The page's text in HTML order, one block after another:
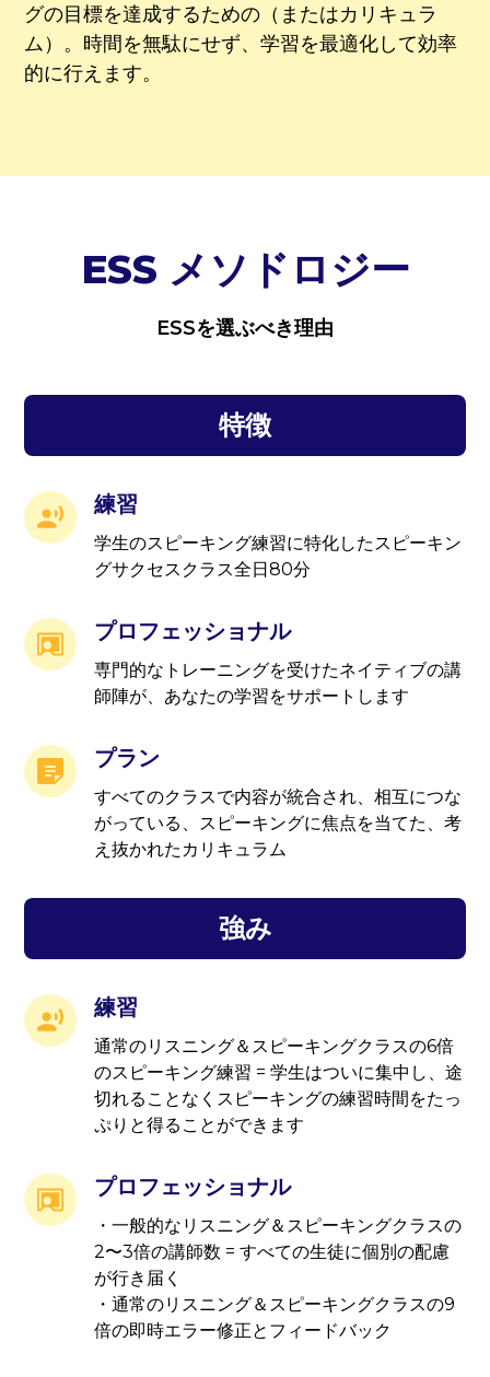
グの目標を達成するための（またはカリキュラ
ム）。時間を無駄にせず、学習を最適化して効率
的に行えます。
ESS メソドロジー
ESSを選ぶべき理由
特徴
練習
学生のスピーキング練習に特化したスピーキン
グサクセスクラス全日80分
プロフェッショナル
専門的なトレーニングを受けたネイティブの講
師陣が、あなたの学習をサポートします
プラン
すべてのクラスで内容が統合され、相互につな
がっている、スピーキングに焦点を当てた、考
え抜かれたカリキュラム
強み
練習
通常のリスニング＆スピーキングクラスの6倍
のスピーキング練習 = 学生はついに集中し、途
切れることなくスピーキングの練習時間をたっ
ぷりと得ることができます
プロフェッショナル
・一般的なリスニング＆スピーキングクラスの
2〜3倍の講師数 = すべての生徒に個別の配慮
が行き届く
・通常のリスニング＆スピーキングクラスの9
倍の即時エラー修正とフィードバック